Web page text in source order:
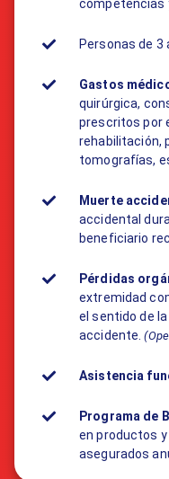
competencias
Personas de 3
Gastos
quirúrgica,
prescritos por
rehabilitación,
tomografías,
Muerte
accidental
beneficiario
Pérdidas
extremidad
el sentido de
accidente.
Asistencia
Programa de
en productos
asegurados